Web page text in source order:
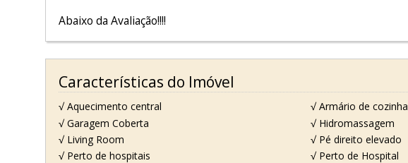
Abaixo da Avaliação!!!!
Características do Imóvel
√ Aquecimento central √ Armário de cozinha
√ Garagem Coberta
√ Hidromassagem
√ Living Room
√ Pé direito elevado
√ Perto de hospitais
√ Perto de Hospital